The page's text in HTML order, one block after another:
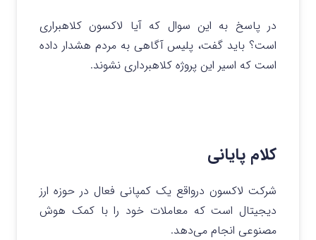
در پاسخ به این سوال که آیا لاکسون کلاهبراری
است؟ باید گفت، پلیس آگاهی به مردم هشدار داده
است که اسیر این پروژه کلاهبرداری نشوند.
کلام پایانی
شرکت لاکسون درواقع یک کمپانی فعال در حوزه ارز
دیجیتال است که معاملات خود را با کمک هوش
مصنوعی انجام می‌دهد.